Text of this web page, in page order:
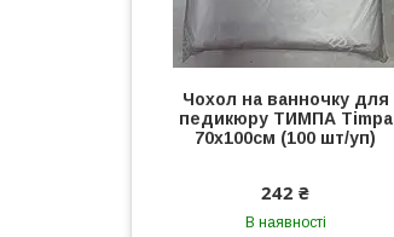
Чохол на ванночку для
педикюру ТИМПА Timpa
70х100см (100 шт/уп)
242 ₴
В наявності